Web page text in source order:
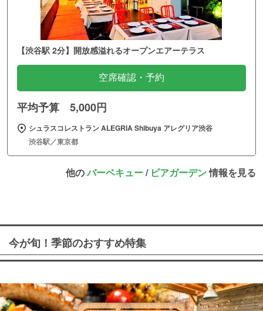
【渋谷駅 2分】開放感溢れるオープンエアーテラス
空席確認・予約
平均予算 5,000円
シュラスコレストラン ALEGRIA Shibuya アレグリア渋谷
渋谷駅／東京都
他のバーベキュー/ ビアガーデン情報を見る
今が旬！季節のおすすめ特集